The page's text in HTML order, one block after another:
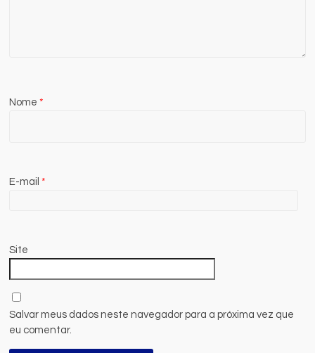
Nome*
E-mail*
Site
Salvar meus dados neste navegador para a próxima vez que
eu comentar.